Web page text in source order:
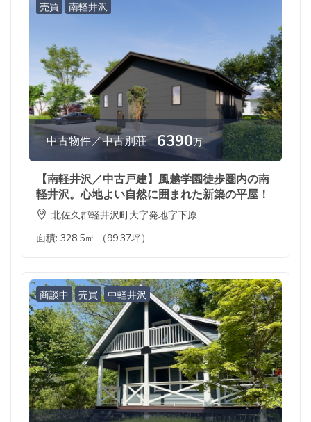
売買 南軽井沢
中古物件／中古別荘 6390万
【南軽井沢／中古戸建】風越学園徒歩圏内の南
軽井沢。心地よい自然に囲まれた新築の平屋！
北佐久郡軽井沢町大字発地字下原
面積: 328.5㎡ （99.37坪）
商談中 売買 中軽井沢